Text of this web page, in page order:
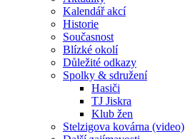
Kalendář akcí
Historie
Současnost
Blízké okolí
Důležité odkazy
Spolky & sdružení
Hasiči
TJ Jiskra
Klub žen
Stelzigova kovárna (video)